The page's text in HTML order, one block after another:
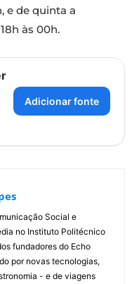
e de quinta a
às 00h.
Adicionar fonte
Social e
no Instituto Politécnico
fundadores do Echo
por novas tecnologias,
- e de viagens